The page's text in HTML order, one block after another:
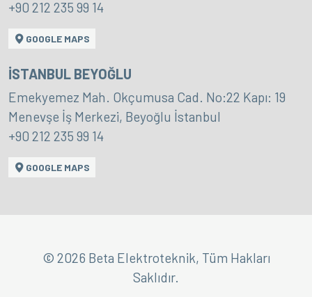
+90 212 235 99 14
GOOGLE MAPS
İSTANBUL BEYOĞLU
Emekyemez Mah. Okçumusa Cad. No:22 Kapı: 19
Menevşe İş Merkezi, Beyoğlu İstanbul
+90 212 235 99 14
GOOGLE MAPS
© 2026 Beta Elektroteknik, Tüm Hakları
Saklıdır.